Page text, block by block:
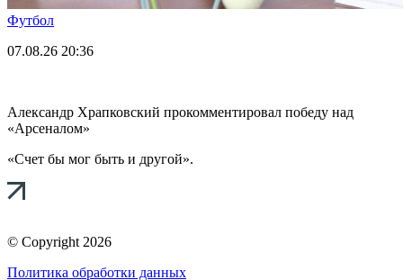
Футбол
07.08.26 20:36
Александр Храпковский прокомментировал победу над
«Арсеналом»
«Счет бы мог быть и другой».
© Copyright 2026
Политика обработки данных